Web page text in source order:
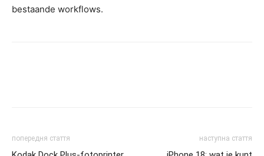
bestaande workflows.
попередня стаття наступна стаття